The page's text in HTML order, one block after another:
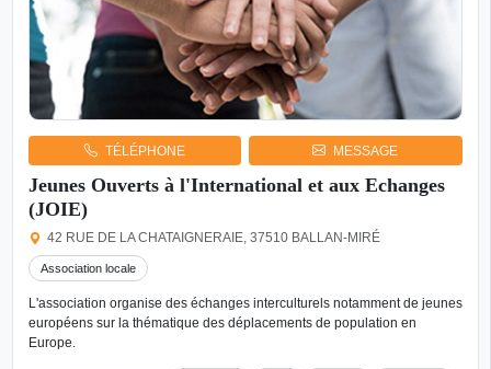
TÉLÉPHONE MESSAGE
Jeunes Ouverts à l'International et aux Echanges
(JOIE)
42 RUE DE LA CHATAIGNERAIE, 37510 BALLAN-MIRÉ
Association locale
L'association organise des échanges interculturels notamment de jeunes
européens sur la thématique des déplacements de population en
Europe.